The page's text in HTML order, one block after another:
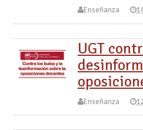
Enseñanza
UGT
Enseñanza